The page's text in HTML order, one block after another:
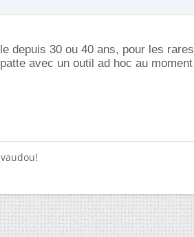
depuis 30 ou 40 ans, pour les
avec un outil ad hoc au